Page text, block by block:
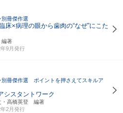
冊傑作選
床×病理の眼から歯肉の“なぜ”にこた
著
9月発行
別冊傑作選 ポイントを押さえてスキルア
シスタントワーク
・高橋英登 編著
2月発行